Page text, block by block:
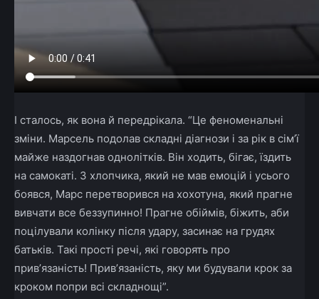
І сталось, як вона й передрікала. “Це феноменальні
зміни. Марсель подолав складні діагнози і за рік в сім’ї
майже наздогнав однолітків. Він ходить, бігає, їздить
на самокаті. З хлопчика, який не мав емоцій і усього
боявся, Марс перетворився на хохотуна, який прагне
вивчати все беззупинно! Прагне обіймів, біжить, аби
поцілували колінку після удару, засинає на грудях
батьків. Такі прості речі, які говорять про
привʼязаність! Привʼязаність, яку ми будували крок за
кроком попри всі складнощі”.